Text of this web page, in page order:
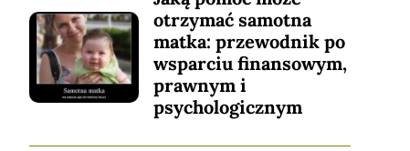
otrzymać samotna
matka: przewodnik po
wsparciu finansowym,
prawnym i
psychologicznym